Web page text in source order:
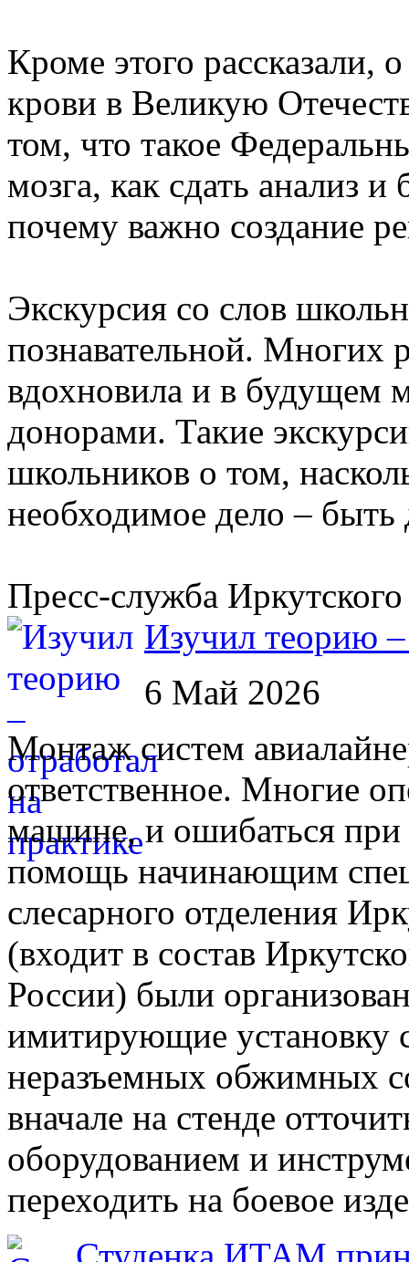
Кроме этого рассказали,
крови в Великую
том, что такое
мозга, как сдать
почему важно создание
Экскурсия со слов
познавательной. Многих
вдохновила и в будущем
донорами. Такие
школьников о том,
необходимое дело –
Пресс-служба
Изучил теорию –
6 Май 2026
Монтаж систем
ответственное. Многие
машине, и ошибаться при
помощь начинающим
слесарного отделения
(входит в состав
России) были
имитирующие установку
неразъемных обжимных
вначале на стенде
оборудованием и
переходить на боевое